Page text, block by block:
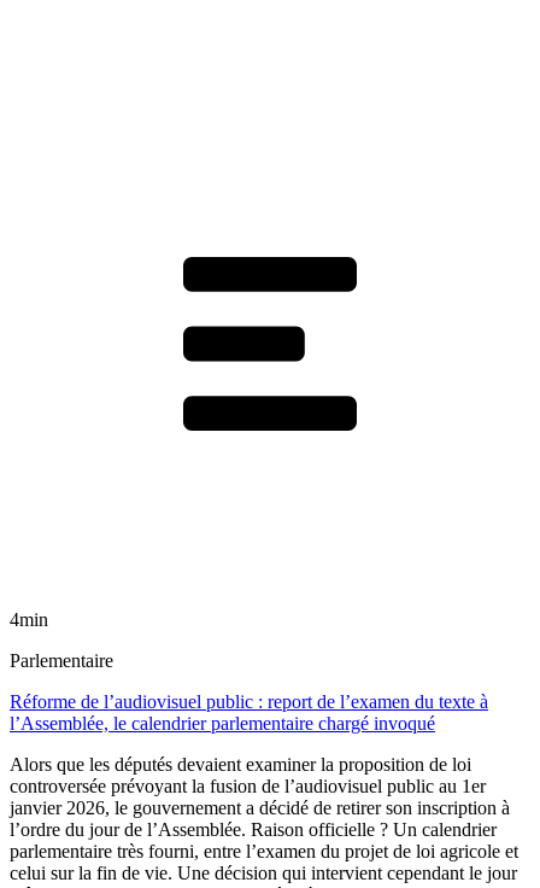
4min
Parlementaire
Réforme de l’audiovisuel public : report de l’examen du texte à
l’Assemblée, le calendrier parlementaire chargé invoqué
Alors que les députés devaient examiner la proposition de loi
controversée prévoyant la fusion de l’audiovisuel public au 1er
janvier 2026, le gouvernement a décidé de retirer son inscription à
l’ordre du jour de l’Assemblée. Raison officielle ? Un calendrier
parlementaire très fourni, entre l’examen du projet de loi agricole et
celui sur la fin de vie. Une décision qui intervient cependant le jour